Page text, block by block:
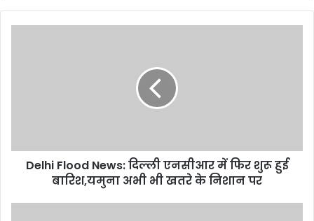
te
o
Delhi Flood News: दिल्ली एनसीआर में फिर शुरू हुई
बारिश,यमुना अभी भी खतरे के निशान पर